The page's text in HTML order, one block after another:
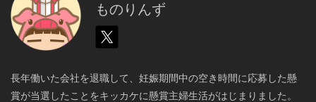
ものりんず
長年働いた会社を退職して、妊娠期間中の空き時間に応募した懸
賞が当選したことをキッカケに懸賞主婦生活がはじまりました。